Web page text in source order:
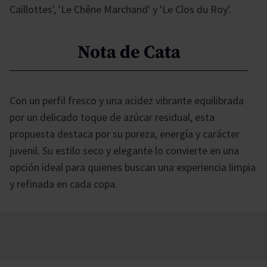
Caillottes', 'Le Chêne Marchand' y 'Le Clos du Roy'.
Nota de Cata
Con un perfil fresco y una acidez vibrante equilibrada
por un delicado toque de azúcar residual, esta
propuesta destaca por su pureza, energía y carácter
juvenil. Su estilo seco y elegante lo convierte en una
opción ideal para quienes buscan una experiencia limpia
y refinada en cada copa.